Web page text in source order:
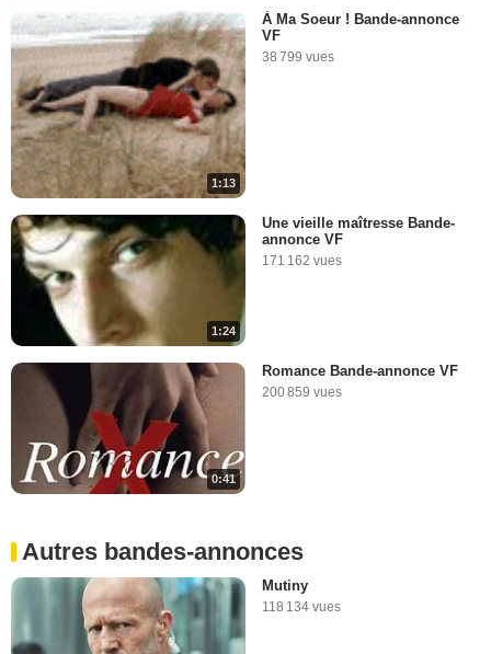
1:13
À Ma Soeur ! Bande-annonce
VF
38 799 vues
1:24
Une vieille maîtresse Bande-
annonce VF
171 162 vues
0:41
Romance Bande-annonce VF
200 859 vues
Autres bandes-annonces
Mutiny
118 134 vues